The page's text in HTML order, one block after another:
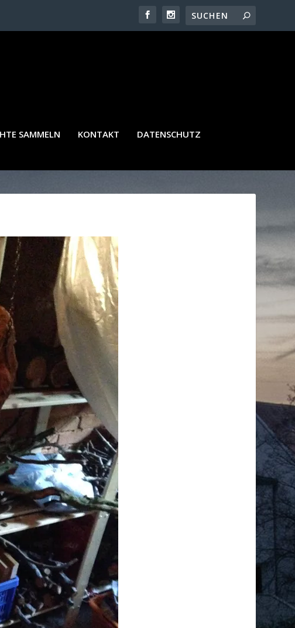
SAMMELN KONTAKT DATENSCHUTZ